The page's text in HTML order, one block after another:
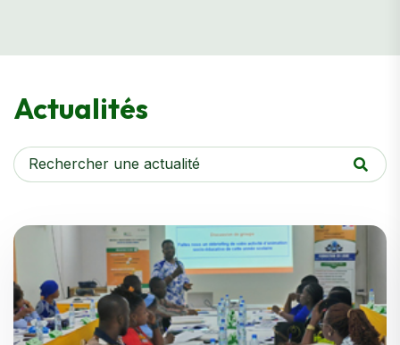
Actualités
Rechercher une actualité